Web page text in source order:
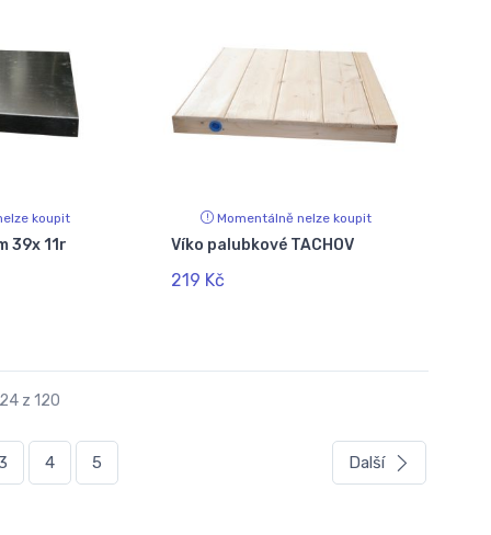
koupit
39x 11r
Momentálně nelze koupit
Víko palubkové TACHOV
219 Kč
z 120
4 5 Další